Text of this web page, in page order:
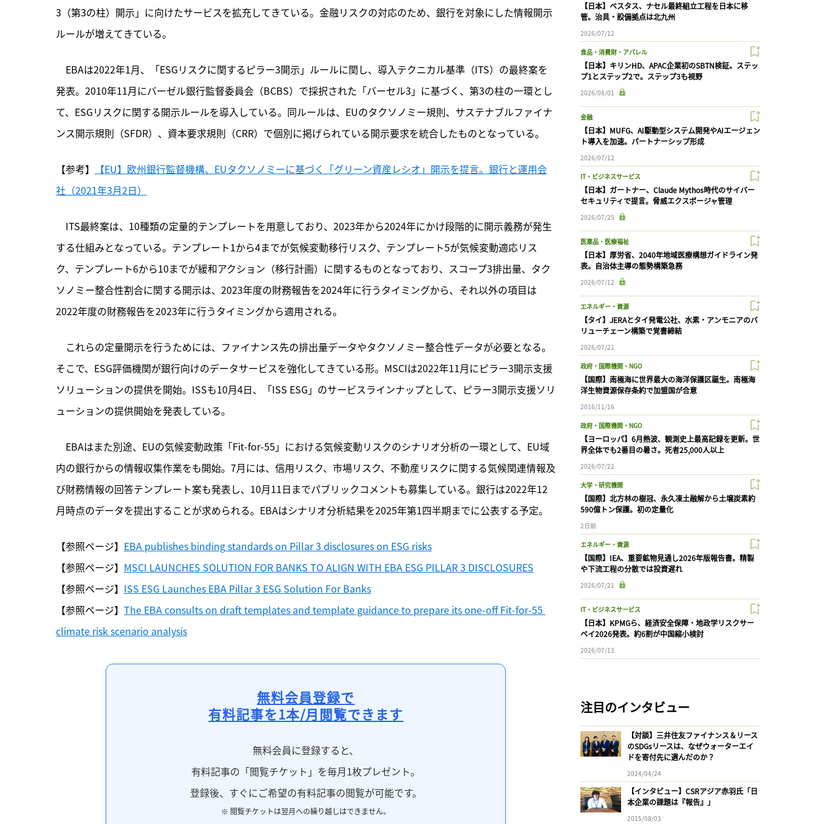
3（第3の柱）開示」に向けたサービスを拡充してきている。金融リスクの対応のため、銀行を対象にした情報開示
ルールが増えてきている。
EBAは2022年1月、
「ESGリスクに関するピラー3開示」ルールに関し、導入テクニカル基準（ITS）の最終案を
発表。2010年11月にバーゼル銀行監督委員会（BCBS）で採択された「バーセル3」に基づく、第3の柱の一環とし
て、ESGリスクに関する開示ルールを導入している。同ルールは、EUのタクソノミー規則、サステナブルファイナ
ンス開示規則（SFDR）、資本要求規則（CRR）で個別に掲げられている開示要求を統合したものとなっている。
【参考】
【EU】欧州銀行監督機構、EUタクソノミーに基づく「グリーン資産レシオ」開示を提言。銀行と運用会
社（2021年3月2日）
ITS最終案は、10種類の定量的テンプレートを用意しており、2023年から2024年にかけ段階的に開示義務が発生
する仕組みとなっている。テンプレート1から4までが気候変動移行リスク、テンプレート5が気候変動適応リス
ク、テンプレート6から10までが緩和アクション（移行計画）に関するものとなっており、スコープ3排出量、タク
ソノミー整合性割合に関する開示は、2023年度の財務報告を2024年に行うタイミングから、それ以外の項目は
2022年度の財務報告を2023年に行うタイミングから適用される。
これらの定量開示を行うためには、ファイナンス先の排出量データやタクソノミー整合性データが必要となる。
そこで、ESG評価機関が銀行向けのデータサービスを強化してきている形。MSCIは2022年11月にピラー3開示支援
ソリューションの提供を開始。ISSも10月4日、「ISS ESG」のサービスラインナップとして、ピラー3開示支援ソリ
ューションの提供開始を発表している。
EBAはまた別途、EUの気候変動政策「Fit-for-55」における気候変動リスクのシナリオ分析の一環として、EU域
内の銀行からの情報収集作業をも開始。7月には、信用リスク、市場リスク、不動産リスクに関する気候関連情報及
び財務情報の回答テンプレート案も発表し、10月11日までパブリックコメントも募集している。銀行は2022年12
月時点のデータを提出することが求められる。EBAはシナリオ分析結果を2025年第1四半期までに公表する予定。
【参照ページ】 EBA publishes binding standards on Pillar 3 disclosures on ESG risks
【参照ページ】 MSCI LAUNCHES SOLUTION FOR BANKS TO ALIGN WITH EBA ESG PILLAR 3 DISCLOSURES
【参照ページ】 ISS ESG Launches EBA Pillar 3 ESG Solution For Banks
【参照ページ】 The EBA consults on draft templates and template guidance to prepare its one-off Fit-for-55
climate risk scenario analysis
無料会員登録で
有料記事を1本/月閲覧できます
無料会員に登録すると、
有料記事の「閲覧チケット」を毎月1枚プレゼント。
登録後、すぐにご希望の有料記事の閲覧が可能です。
※ 閲覧チケットは翌月への繰り越しはできません。
【日本】ベスタス、ナセル最終組立工程を日本に移
管。治具・設備拠点は北九州
2026/07/12
食品・消費財・アパレル
【日本】キリンHD、APAC企業初のSBTN検証。ステッ
プ1とステップ2で。ステップ3も視野
2026/08/01
金融
【日本】MUFG、AI駆動型システム開発やAIエージェン
ト導入を加速。パートナーシップ形成
2026/07/12
IT・ビジネスサービス
【日本】ガートナー、Claude Mythos時代のサイバー
セキュリティで提言。脅威エクスポージャ管理
2026/07/25
医薬品・医療福祉
【日本】厚労省、2040年地域医療構想ガイドライン発
表。自治体主導の態勢構築急務
2026/07/12
エネルギー・資源
【タイ】JERAとタイ発電公社、水素・アンモニアのバ
リューチェーン構築で覚書締結
2026/07/21
政府・国際機関・NGO
【国際】南極海に世界最大の海洋保護区誕生。南極海
洋生物資源保存条約で加盟国が合意
2016/11/16
政府・国際機関・NGO
【ヨーロッパ】6月熱波、観測史上最高記録を更新。世
界全体でも2番目の暑さ。死者25,000人以上
2026/07/22
大学・研究機関
【国際】北方林の樹冠、永久凍土融解から土壌炭素約
590億トン保護。初の定量化
2日前
エネルギー・資源
【国際】IEA、重要鉱物見通し2026年版報告書。精製
や下流工程の分散では投資遅れ
2026/07/21
IT・ビジネスサービス
【日本】KPMGら、経済安全保障・地政学リスクサー
ベイ2026発表。約6割が中国縮小検討
2026/07/13
注目のインタビュー
【対談】三井住友ファイナンス＆リース
のSDGsリースは、なぜウォーターエイ
ドを寄付先に選んだのか？
2024/04/24
【インタビュー】CSRアジア赤羽氏「日
本企業の課題は『報告』」
2015/08/03
記事をお気に入りに保存するには
ログインが必要です